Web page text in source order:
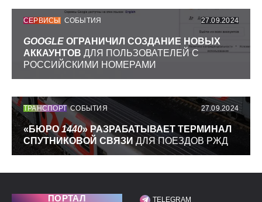
СЕРВИСЫ СОБЫТИЯ 27.09.2024
GOOGLE ОГРАНИЧИЛ СОЗДАНИЕ НОВЫХ
АККАУНТОВ ДЛЯ ПОЛЬЗОВАТЕЛЕЙ С
РОССИЙСКИМИ НОМЕРАМИ
ТРАНСПОРТ СОБЫТИЯ 27.09.2024
«БЮРО1440» РАЗРАБАТЫВАЕТ ТЕРМИНАЛ
СПУТНИКОВОЙ СВЯЗИ ДЛЯ ПОЕЗДОВ РЖД
ПОРТАЛ TELEGRAM